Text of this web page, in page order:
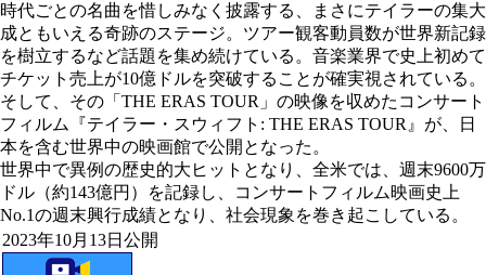
時代ごとの名曲を惜しみなく披露する、まさにテイラーの集大
成ともいえる奇跡のステージ。ツアー観客動員数が世界新記録
を樹立するなど話題を集め続けている。音楽業界で史上初めて
チケット売上が10億ドルを突破することが確実視されている。
そして、その「THE ERAS TOUR」の映像を収めたコンサート
フィルム『テイラー・スウィフト: THE ERAS TOUR』が、日
本を含む世界中の映画館で公開となった。
世界中で異例の歴史的大ヒットとなり、全米では、週末9600万
ドル（約143億円）を記録し、コンサートフィルム映画史上
No.1の週末興行成績となり、社会現象を巻き起こしている。
2023年10月13日公開